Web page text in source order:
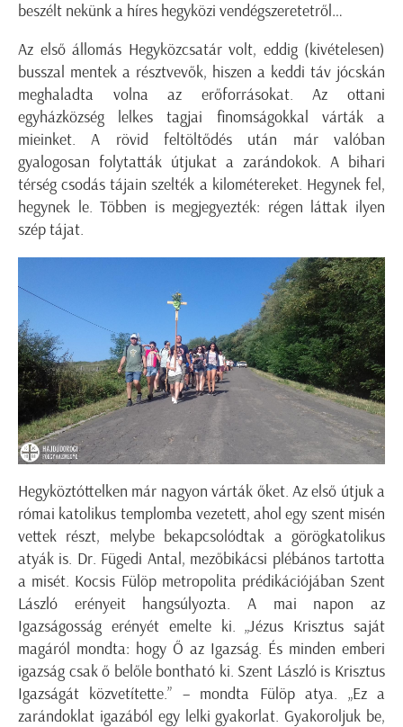
beszélt nekünk a híres hegyközi vendégszeretetről…
Az első állomás Hegyközcsatár volt, eddig (kivételesen)
busszal mentek a résztvevők, hiszen a keddi táv jócskán
meghaladta volna az erőforrásokat. Az ottani
egyházközség lelkes tagjai finomságokkal várták a
mieinket. A rövid feltöltődés után már valóban
gyalogosan folytatták útjukat a zarándokok. A bihari
térség csodás tájain szelték a kilométereket. Hegynek fel,
hegynek le. Többen is megjegyezték: régen láttak ilyen
szép tájat.
Hegyköztóttelken már nagyon várták őket. Az első útjuk a
római katolikus templomba vezetett, ahol egy szent misén
vettek részt, melybe bekapcsolódtak a görögkatolikus
atyák is. Dr. Fügedi Antal, mezőbikácsi plébános tartotta
a misét. Kocsis Fülöp metropolita prédikációjában Szent
László erényeit hangsúlyozta. A mai napon az
Igazságosság erényét emelte ki. „Jézus Krisztus saját
magáról mondta: hogy Ő az Igazság. És minden emberi
igazság csak ő belőle bontható ki. Szent László is Krisztus
Igazságát közvetítette.” – mondta Fülöp atya. „Ez a
zarándoklat igazából egy lelki gyakorlat. Gyakoroljuk be,